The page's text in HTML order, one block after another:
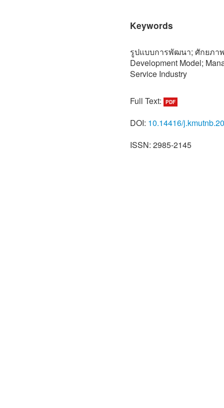
Keywords
รูปแบบการพัฒนา; ศักยภา
Development Model;
Service Industry
Full Text: PDF
DOI: 10.14416/
ISSN: 2985-2145